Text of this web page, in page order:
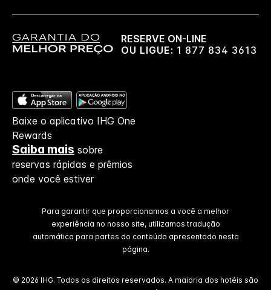
RESERVE ON-LINE
OU LIGUE: 1 877 834 3613
Baixe o aplicativo IHG One
Rewards
Saiba mais sobre
reservas rápidas e prêmios
onde você estiver
Para garantir que proporcionamos a você a melhor
experiência no nosso site, utilizamos tradução
automática para partes do conteúdo apresentado nesta
página.
© 2026 IHG. Todos os direitos reservados. A maioria dos hotéis são